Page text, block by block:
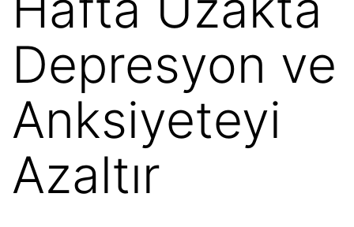
Depresyon ve
Anksiyeteyi
Azaltır